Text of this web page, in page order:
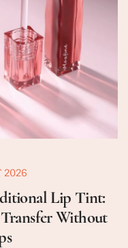
2026
Lip Tint:
Without